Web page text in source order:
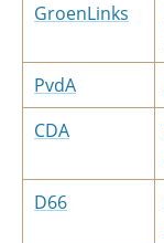
GroenLinks
PvdA
CDA
D66